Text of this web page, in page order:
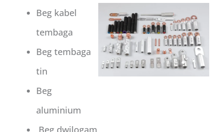
Beg kabel
tembaga
Beg tembaga
tin
Beg
aluminium
Beg dwilogam